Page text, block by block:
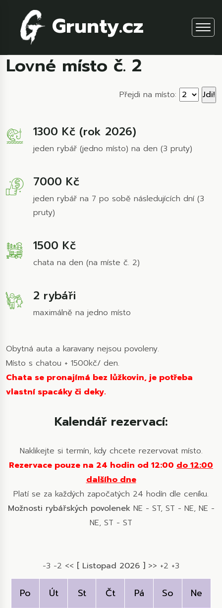
Grunty.cz
Lovné místo č. 2
Přejdi na místo:
1300 Kč (rok 2026)
jeden rybář (jedno místo) na den (3 pruty)
7000 Kč
jeden rybář na 7 po sobě následujících dní (3
pruty)
1500 Kč
chata na den (na míste č. 2)
2 rybáři
maximálně na jedno místo
Obytná auta a karavany nejsou povoleny.
Místo s chatou + 1500kč/ den.
Chata se pronajímá bez lůžkovin, je potřeba
vlastní spacáky či deky.
Kalendář rezervací:
Naklikejte si termín, kdy chcete rezervovat místo.
Rezervace pouze na 24 hodin od 12:00 do 12:00
dalšího dne
Platí se za každých započatých 24 hodín dle ceníku.
Možnosti rybářských povolenekNE - ST, ST - NE, NE -
NE, ST - ST
-3 -2 << [ Listopad 2026 ] >> +2 +3
Po Út St Čt Pá So
Ne